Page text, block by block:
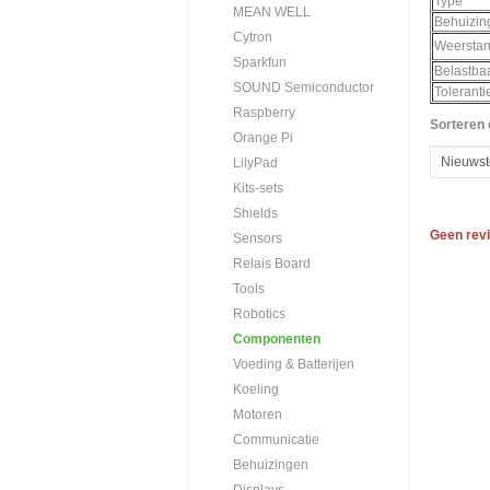
MEAN WELL
Cytron
Sparkfun
SOUND Semiconductor
Raspberry
Orange Pi
LilyPad
Kits-sets
Shields
Sensors
Relais Board
Tools
Robotics
Componenten
Voeding & Batterijen
Koeling
Motoren
Communicatie
Behuizingen
Sorteren
Geen